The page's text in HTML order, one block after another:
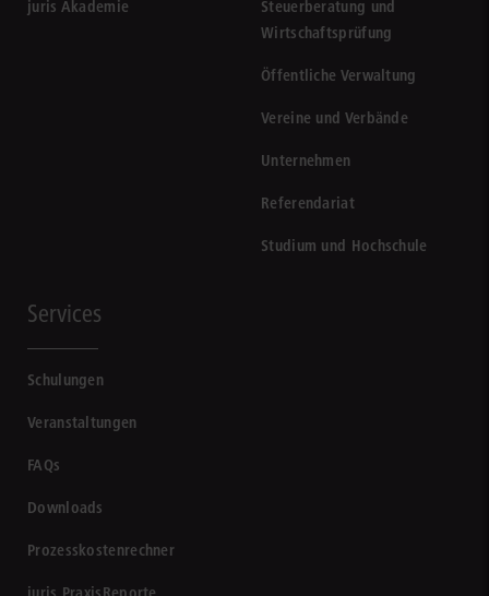
juris Akademie
Steuerberatung und
Wirtschaftsprüfung
Öffentliche Verwaltung
Vereine und Verbände
Unternehmen
Referendariat
Studium und Hochschule
Services
Schulungen
Veranstaltungen
FAQs
Downloads
Prozesskostenrechner